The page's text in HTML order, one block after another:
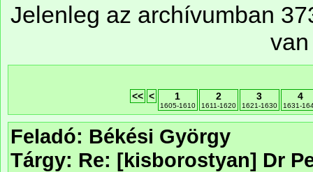
Jelenleg az archívumban
<< < 1
1605-1610
2
1611-1620
3
1621-1630
4
1631-
Feladó: Békési György
Tárgy: Re: [kisborostyan] Dr